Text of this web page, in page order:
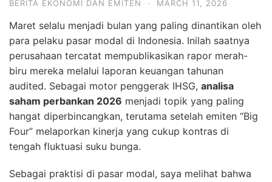
BERITA EKONOMI DAN EMITEN · MARCH 11, 2026
Maret selalu menjadi bulan yang paling dinantikan oleh
para pelaku pasar modal di Indonesia. Inilah saatnya
perusahaan tercatat mempublikasikan rapor merah-
biru mereka melalui laporan keuangan tahunan
audited. Sebagai motor penggerak IHSG, analisa
saham perbankan 2026 menjadi topik yang paling
hangat diperbincangkan, terutama setelah emiten “Big
Four” melaporkan kinerja yang cukup kontras di
tengah fluktuasi suku bunga.
Sebagai praktisi di pasar modal, saya melihat bahwa